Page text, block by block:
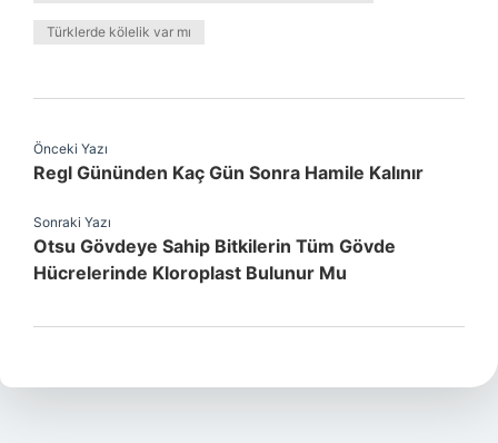
Türklerde kölelik var mı
Önceki Yazı
Regl Gününden Kaç Gün Sonra Hamile Kalınır
Sonraki Yazı
Otsu Gövdeye Sahip Bitkilerin Tüm Gövde
Hücrelerinde Kloroplast Bulunur Mu